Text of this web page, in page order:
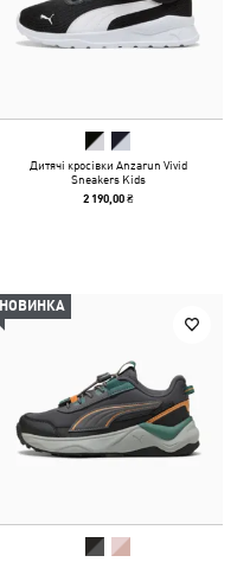
Дитячі кросівки Anzarun Vivid
Sneakers Kids
2 190,00 ₴
НОВИНКА